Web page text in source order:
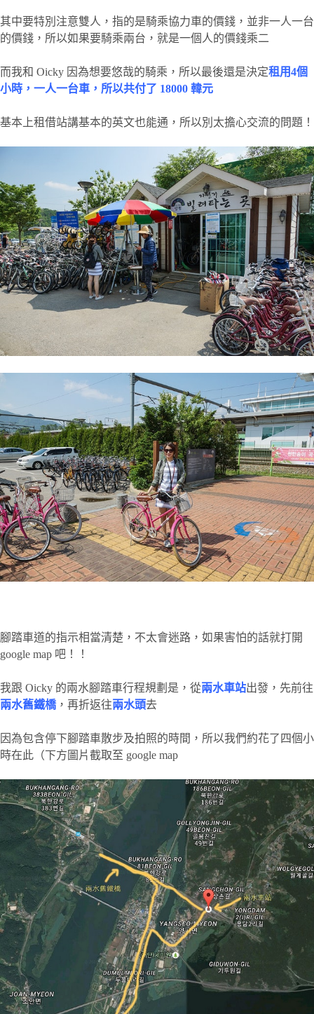
其中要特別注意雙人，指的是騎乘協力車的價錢，並非一人一台
的價錢，所以如果要騎乘兩台，就是一個人的價錢乘二
而我和 Oicky 因為想要悠哉的騎乘，所以最後還是決定租用4個
小時，一人一台車，所以共付了 18000 韓元
基本上租借站講基本的英文也能通，所以別太擔心交流的問題！
腳踏車道的指示相當清楚，不太會迷路，如果害怕的話就打開
google map 吧！！
我跟 Oicky 的兩水腳踏車行程規劃是，從兩水車站出發，先前往
兩水舊鐵橋，再折返往兩水頭去
因為包含停下腳踏車散步及拍照的時間，所以我們約花了四個小
時在此（下方圖片截取至 google map